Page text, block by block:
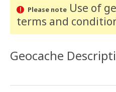
Please noteUse of
terms and
Geocache